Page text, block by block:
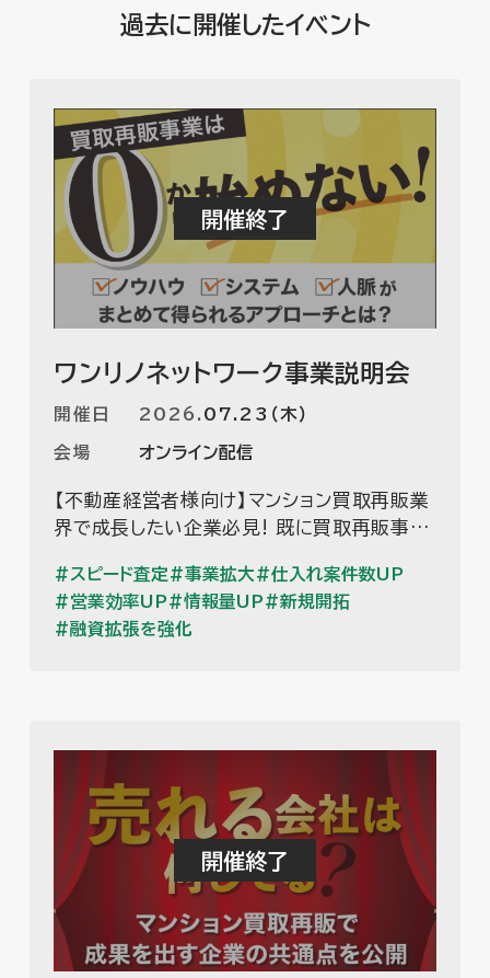
過去に開催したイベント
ワンリノネットワーク事業説明会
開催日 2026 . 07.23（木）
会場 オンライン配信
【不動産経営者様向け】マンション買取再販業
界で成長したい企業必見! 既に買取再販事業
始めたい経営者様に向けて、0スタートから頑
張りすぎず、効率的に事業を軌道に乗せるア
プローチについてお話しします。
スピード査定 事業拡大
仕入れ案件数UP
営業効率UP
情報量UP
新規開拓
融資拡張を強化